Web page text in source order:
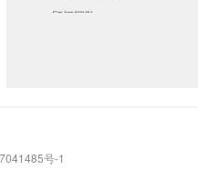
顾问团队:
高层研发楼 (16000平方米)。
号-1